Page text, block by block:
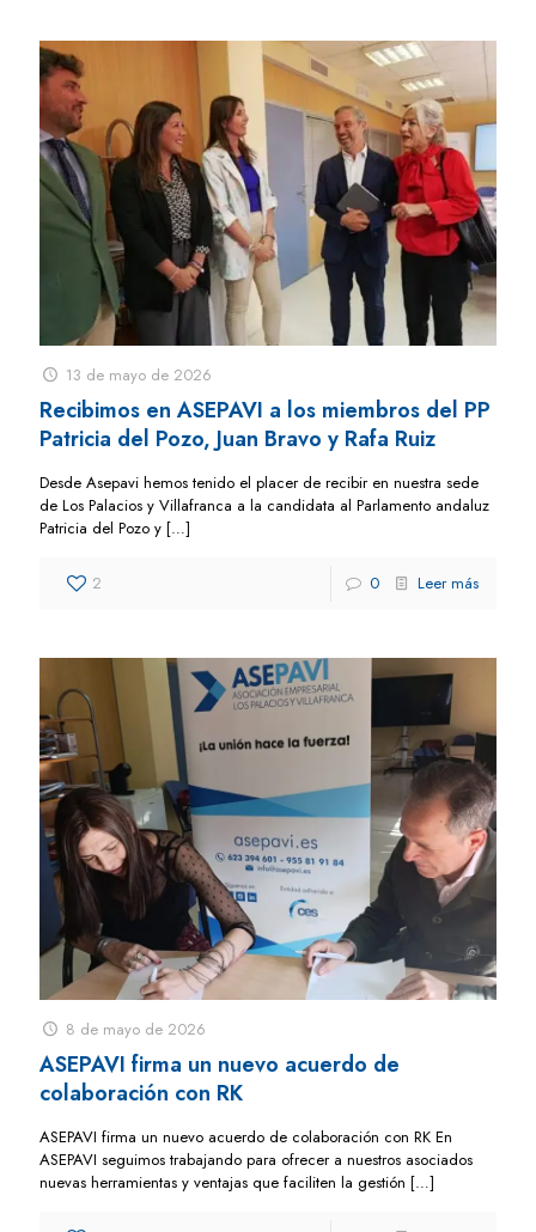
13 de mayo de 2026
Recibimos en ASEPAVI a los miembros del PP
Patricia del Pozo, Juan Bravo y Rafa Ruiz
Desde Asepavi hemos tenido el placer de recibir en nuestra sede
de Los Palacios y Villafranca a la candidata al Parlamento andaluz
Patricia del Pozo y […]
2 0 Leer más
8 de mayo de 2026
ASEPAVI firma un nuevo acuerdo de
colaboración con RK
ASEPAVI firma un nuevo acuerdo de colaboración con RK En
ASEPAVI seguimos trabajando para ofrecer a nuestros asociados
nuevas herramientas y ventajas que faciliten la gestión […]